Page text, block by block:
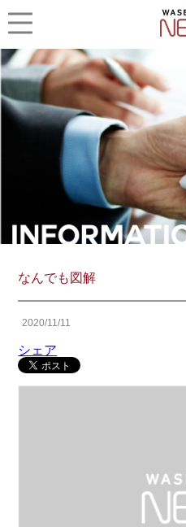
なんでも図解
2020/11/11
シェア